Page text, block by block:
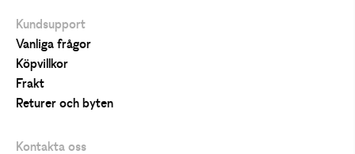
Kundsupport
Vanliga frågor
Köpvillkor
Frakt
Returer och byten
Kontakta oss